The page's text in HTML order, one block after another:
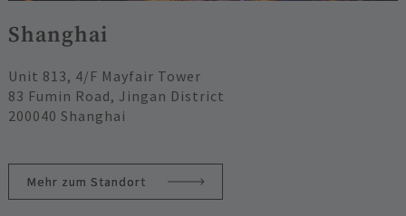
Shanghai
Unit 813, 4/F Mayfair Tower
83 Fumin Road, Jingan District
200040 Shanghai
Mehr zum Standort